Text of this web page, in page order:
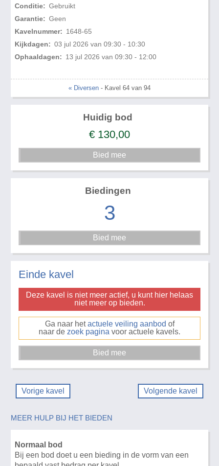
Conditie: Gebruikt
Garantie: Geen
Kavelnummer: 1648-65
Kijkdagen: 03 jul 2026 van 09:30 - 10:30
Ophaaldagen: 13 jul 2026 van 09:30 - 12:00
« Diversen - Kavel 64 van 94
Huidig bod
€ 130,00
Biedingen
3
Einde kavel
Deze kavel is niet meer actief, u kunt hier helaas
niet meer op bieden.
Ga naar hetactuele veiling aanbod of
naar de zoek pagina voor actuele kavels.
Vorige kavel Volgende kavel
MEER HULP BIJ HET BIEDEN
Normaal bod
Bij een bod doet u een bieding in de vorm van een